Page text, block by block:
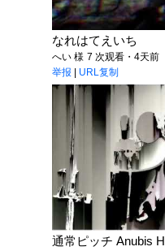
なれはてえいち
へい 様 7 次观看・4天前
举报
URL复制
通常ピッチ Anubis H